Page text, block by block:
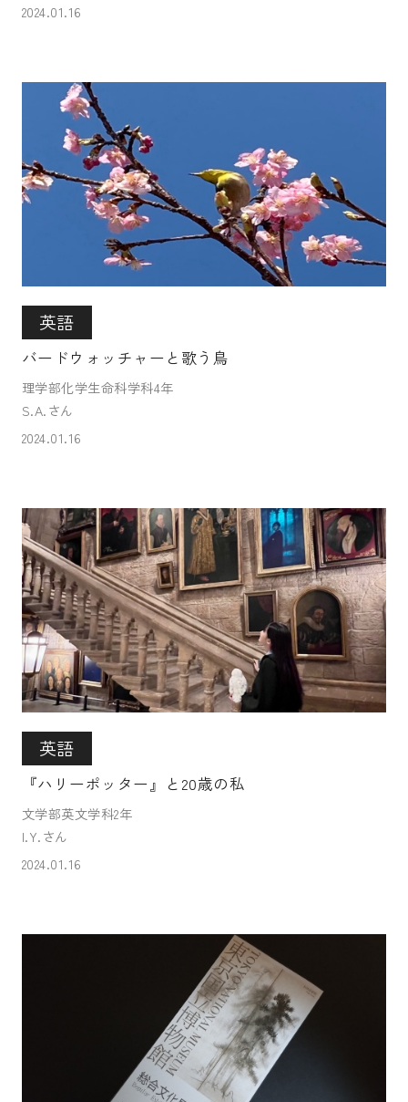
2024.01.16
英語
バードウォッチャーと歌う鳥
理学部化学生命科学科4年
S.A.さん
2024.01.16
英語
『ハリーポッター』と20歳の私
文学部英文学科2年
I.Y.さん
2024.01.16